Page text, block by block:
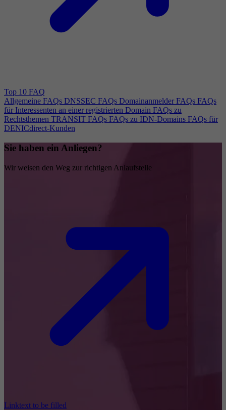
Top 10 FAQ
Allgemeine FAQs DNSSEC FAQs Domainanmelder FAQs FAQs
für Interessenten an einer registrierten Domain FAQs zu
Rechtsthemen TRANSIT FAQs FAQs zu IDN-Domains FAQs für
DENICdirect-Kunden
Sie haben ein Anliegen?
Wir weisen den Weg zur richtigen Anlaufstelle
Linktext to be filled